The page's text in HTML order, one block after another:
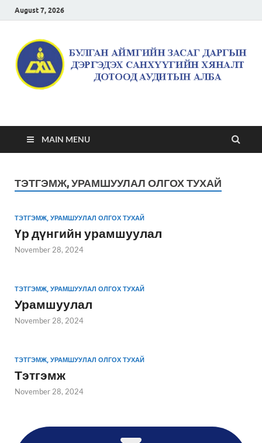
August 7, 2026
Булган аймгийн засаг
даргын дэргэдэх
санхүүгийн хяналт
дотоод аудитын алба
MAIN MENU
ТЭТГЭМЖ, УРАМШУУЛАЛ ОЛГОХ ТУХАЙ
ТЭТГЭМЖ, УРАМШУУЛАЛ ОЛГОХ ТУХАЙ
Үр дүнгийн урамшуулал
November 28, 2024
ТЭТГЭМЖ, УРАМШУУЛАЛ ОЛГОХ ТУХАЙ
Урамшуулал
November 28, 2024
ТЭТГЭМЖ, УРАМШУУЛАЛ ОЛГОХ ТУХАЙ
Тэтгэмж
November 28, 2024